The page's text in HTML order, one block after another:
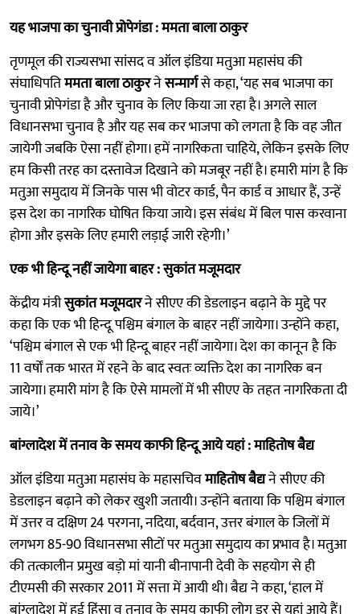
यह भाजपा का चुनावी प्रोपेगंडा : ममता बाला ठाकुर
तृणमूल की राज्यसभा सांसद व ऑल इंडिया मतुआ महासंघ की
संघाधिपतिममता बाला ठाकुरनेसन्मार्गसे कहा, ‘यह सब भाजपा का
चुनावी प्रोपेगंडा है और चुनाव के लिए किया जा रहा है। अगले साल
विधानसभा चुनाव है और यह सब कर भाजपा को लगता है कि वह जीत
जायेगी जबकि ऐसा नहीं होगा। हमें नागरिकता चाहिये, लेकिन इसके लिए
हम किसी तरह का दस्तावेज दिखाने को मजबूर नहीं है। हमारी मांग है कि
मतुआ समुदाय में जिनके पास भी वोटर कार्ड, पैन कार्ड व आधार हैं, उन्हें
इस देश का नागरिक घोषित किया जाये। इस संबंध में बिल पास करवाना
होगा और इसके लिए हमारी लड़ाई जारी रहेगी।’
एक भी हिन्दू नहीं जायेगा बाहर : सुकांत मजूमदार
केंद्रीय मंत्रीसुकांत मजूमदारने सीएए की डेडलाइन बढ़ाने के मुद्दे पर
कहा कि एक भी हिन्दू पश्चिम बंगाल के बाहर नहीं जायेगा। उन्होंने कहा,
‘पश्चिम बंगाल से एक भी हिन्दू बाहर नहीं जायेगा। देश का कानून है कि
11 वर्षों तक भारत में रहने के बाद स्वतः व्यक्ति देश का नागरिक बन
जायेगा। हमारी मांग है कि ऐसे मामलों में भी सीएए के तहत नागरिकता दी
जाये।’
बांग्लादेश में तनाव के समय काफी हिन्दू आये यहां : माहितोष बैद्य
ऑल इंडिया मतुआ महासंघ के महासचिवमाहितोष बैद्यने सीएए की
डेडलाइन बढ़ाने को लेकर खुशी जतायी। उन्होंने बताया कि पश्चिम बंगाल
में उत्तर व दक्षिण 24 परगना, नदिया, बर्दवान, उत्तर बंगाल के जिलों में
लगभग 85-90 विधानसभा सीटों पर मतुआ समुदाय का प्रभाव है। मतुआ
की तत्कालीन प्रमुख बड़ो मां यानी बीनापानी देवी के सहयोग से ही
टीएमसी की सरकार 2011 में सत्ता में आयी थी। बैद्य ने कहा, ‘हाल में